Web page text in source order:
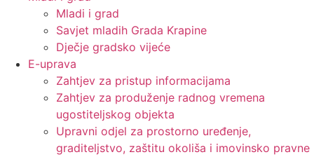
Mladi i grad
Savjet mladih Grada Krapine
Dječje gradsko vijeće
E-uprava
Zahtjev za pristup informacijama
Zahtjev za produženje radnog vremena
ugostiteljskog objekta
Upravni odjel za prostorno uređenje,
graditeljstvo, zaštitu okoliša i imovinsko pravne